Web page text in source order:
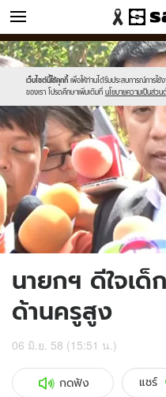
ข่าว
เว็บไซต์นี้ใช้คุกกี้ เพื่อให้ท่านได้รับประสบการณ์การใ
ของเรา โปรดศึกษาเพิ่มเติมที่ นโยบายความเป็นส่วน
Sanook
//s.isanook.com/sr/0/images/
new-
sanook.png
600
60
//s.isanook.com/ns/0/ud/361/
01.jpg
นายกฯ ดีใจเด็
ด้านครูสูง
06 มิ.ย. 58 (15:51 น.)
กดฟัง แชร์